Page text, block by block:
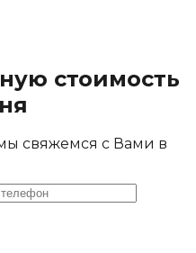
стоимость
свяжемся с Вами в